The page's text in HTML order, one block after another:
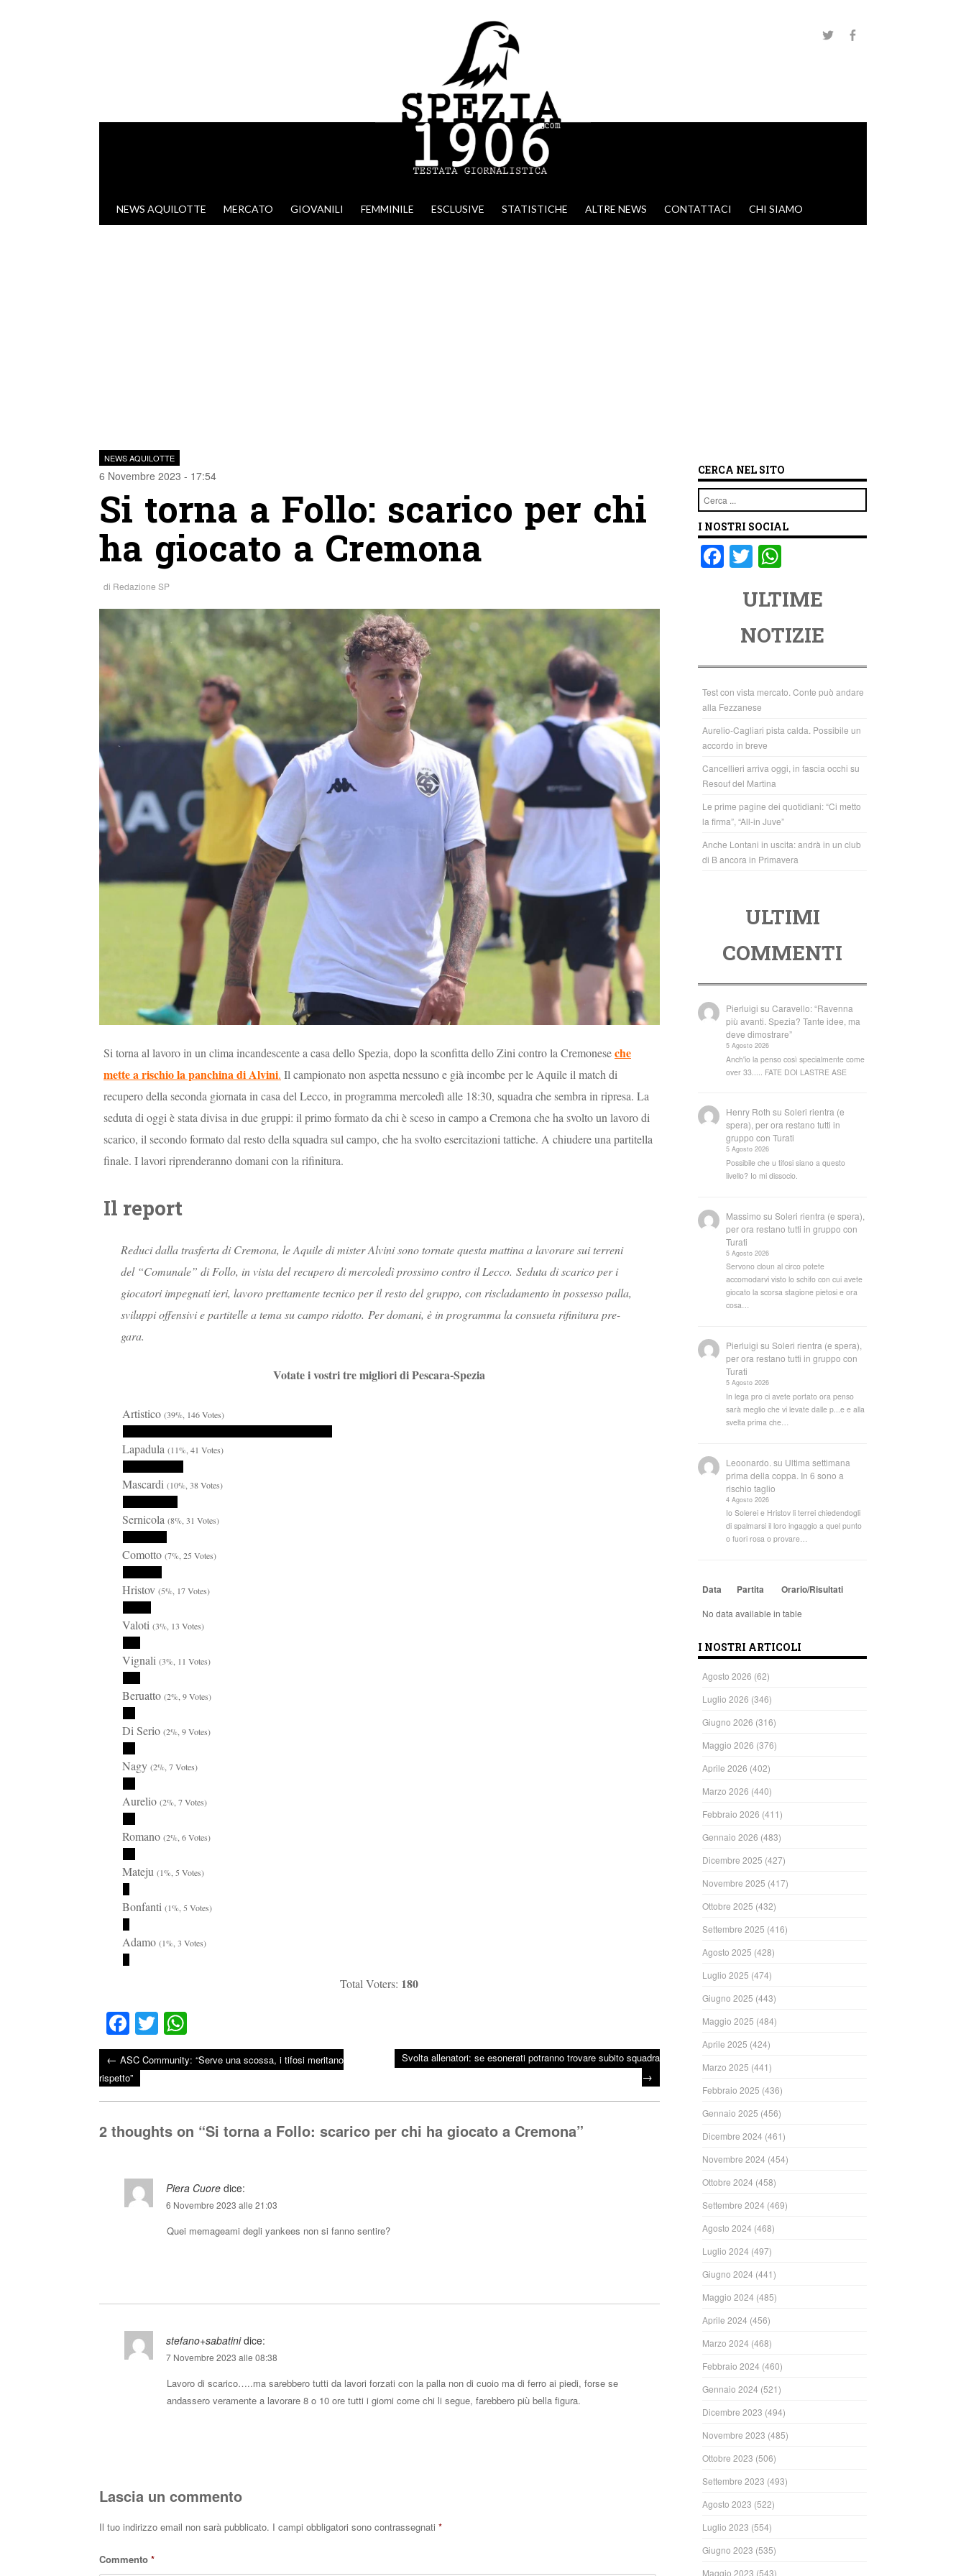
VAI AL CONTENUTO
NEWS AQUILOTTE MERCATO GIOVANILI FEMMINILE ESCLUSIVE STATISTICHE ALTRE NEWS CONTATTACI CHI SIAMO
NEWS AQUILOTTE
6 Novembre 2023 - 17:54
Si torna a Follo: scarico per chi
ha giocato a Cremona
di Redazione SP
Si torna al lavoro in un clima incandescente a casa dello Spezia, dopo la sconfitta dello Zini contro la Cremoneseche
mette a rischio la panchina di Alvini. Il campionato non aspetta nessuno e già incombe per le Aquile il match di
recupero della seconda giornata in casa del Lecco, in programma mercoledì alle 18:30, squadra che sembra in ripresa. La
seduta di oggi è stata divisa in due gruppi: il primo formato da chi è sceso in campo a Cremona che ha svolto un lavoro di
scarico, il secondo formato dal resto della squadra sul campo, che ha svolto esercitazioni tattiche. A chiudere una partitella
finale. I lavori riprenderanno domani con la rifinitura.
Il report
Reduci dalla trasferta di Cremona, le Aquile di mister Alvini sono tornate questa mattina a lavorare sui terreni
del “Comunale” di Follo, in vista del recupero di mercoledì prossimo contro il Lecco. Seduta di scarico per i
giocatori impegnati ieri, lavoro prettamente tecnico per il resto del gruppo, con riscladamento in possesso palla,
sviluppi offensivi e partitelle a tema su campo ridotto. Per domani, è in programma la consueta rifinitura pre-
gara.
Votate i vostri tre migliori di Pescara-Spezia
Artistico (39%, 146 Votes)
Lapadula (11%, 41 Votes)
Mascardi (10%, 38 Votes)
Sernicola (8%, 31 Votes)
Comotto (7%, 25 Votes)
Hristov (5%, 17 Votes)
Valoti (3%, 13 Votes)
Vignali (3%, 11 Votes)
Beruatto (2%, 9 Votes)
Di Serio (2%, 9 Votes)
Nagy (2%, 7 Votes)
Aurelio (2%, 7 Votes)
Romano (2%, 6 Votes)
Mateju (1%, 5 Votes)
Bonfanti (1%, 5 Votes)
Adamo (1%, 3 Votes)
Total Voters: 180
Fa
ce
bo
ok
T
wi
tte
ha
ts
Post navigation
← ASC Community: “Serve una scossa, i tifosi meritano
rispetto”
Svolta allenatori: se esonerati potranno trovare subito squadra
→
2 thoughts on “Si torna a Follo: scarico per chi ha giocato a Cremona”
Piera Cuore dice:
6 Novembre 2023 alle 21:03
Quei memageami degli yankees non si fanno sentire?
stefano+sabatini dice:
7 Novembre 2023 alle 08:38
Lavoro di scarico…..ma sarebbero tutti da lavori forzati con la palla non di cuoio ma di ferro ai piedi, forse se
andassero veramente a lavorare 8 o 10 ore tutti i giorni come chi li segue, farebbero più bella figura.
Lascia un commento
Il tuo indirizzo email non sarà pubblicato. I campi obbligatori sono contrassegnati *
Commento *
CERCA NEL SITO
Cerca
I NOSTRI SOCIAL
F
o
o
k
T
tt
er
at
s
A
p
p
ULTIME
NOTIZIE
Test con vista mercato. Conte può andare
alla Fezzanese
Aurelio-Cagliari pista calda. Possibile un
accordo in breve
Cancellieri arriva oggi, in fascia occhi su
Resouf del Martina
Le prime pagine dei quotidiani: “Ci metto
la firma”, “All-in Juve”
Anche Lontani in uscita: andrà in un club
di B ancora in Primavera
ULTIMI
COMMENTI
Pierluigi suCaravello: “Ravenna
più avanti. Spezia? Tante idee, ma
deve dimostrare”
5 Agosto 2026
Anch'io la penso così specialmente come
over 33..... FATE DOI LASTRE ASE
Henry Roth suSoleri rientra (e
spera), per ora restano tutti in
gruppo con Turati
5 Agosto 2026
Possibile che u tifosi siano a questo
livello? Io mi dissocio.
Massimo suSoleri rientra (e spera),
per ora restano tutti in gruppo con
Turati
5 Agosto 2026
Servono cloun al circo potete
accomodarvi visto lo schifo con cui avete
giocato la scorsa stagione pietosi e ora
cosa…
Pierluigi suSoleri rientra (e spera),
per ora restano tutti in gruppo con
Turati
5 Agosto 2026
In lega pro ci avete portato ora penso
sarà meglio che vi levate dalle p...e e alla
svelta prima che…
Leoonardo. su Ultima settimana
prima della coppa. In 6 sono a
rischio taglio
4 Agosto 2026
Io Solerei e Hristov li terrei chiedendogli
di spalmarsi il loro ingaggio a quel punto
o fuori rosa o provare…
Data Partita Orario/Risultati
No data available in table
I NOSTRI ARTICOLI
Agosto 2026 (62)
Luglio 2026 (346)
Giugno 2026 (316)
Maggio 2026 (376)
Aprile 2026 (402)
Marzo 2026 (440)
Febbraio 2026 (411)
Gennaio 2026 (483)
Dicembre 2025 (427)
Novembre 2025 (417)
Ottobre 2025 (432)
Settembre 2025 (416)
Agosto 2025 (428)
Luglio 2025 (474)
Giugno 2025 (443)
Maggio 2025 (484)
Aprile 2025 (424)
Marzo 2025 (441)
Febbraio 2025 (436)
Gennaio 2025 (456)
Dicembre 2024 (461)
Novembre 2024 (454)
Ottobre 2024 (458)
Settembre 2024 (469)
Agosto 2024 (468)
Luglio 2024 (497)
Giugno 2024 (441)
Maggio 2024 (485)
Aprile 2024 (456)
Marzo 2024 (468)
Febbraio 2024 (460)
Gennaio 2024 (521)
Dicembre 2023 (494)
Novembre 2023 (485)
Ottobre 2023 (506)
Settembre 2023 (493)
Agosto 2023 (522)
Luglio 2023 (554)
Giugno 2023 (535)
Maggio 2023 (543)